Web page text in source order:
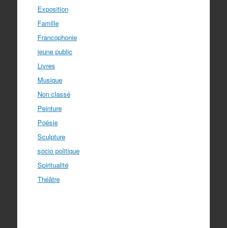
Exposition
Famille
Francophonie
jeune public
Livres
Musique
Non classé
Peinture
Poésie
Sculpture
socio politique
Spiritualité
Théâtre